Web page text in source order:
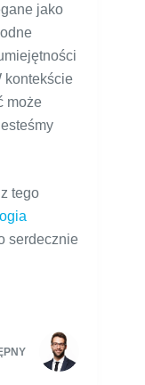
jako
kontekście
może
tego
serdecznie